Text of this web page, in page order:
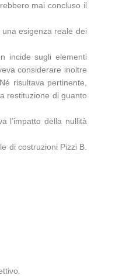
mai concluso il
esigenza reale dei
incide sugli elementi
considerare inoltre
risultava pertinente,
restituzione di guanto
l’impatto della nullità
di costruzioni Pizzi B.